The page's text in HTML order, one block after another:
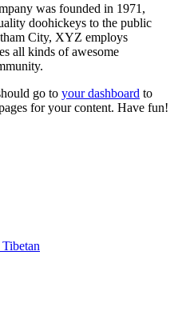
was founded in 1971,
doohickeys to the public
City, XYZ employs
all kinds of awesome
go to your dashboard to
for your content. Have fun!